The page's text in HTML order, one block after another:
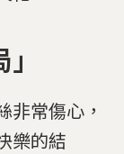
非常傷心，
樂的結